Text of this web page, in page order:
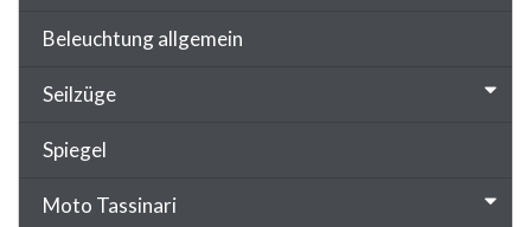
Beleuchtung allgemein
Seilzüge
Spiegel
Moto Tassinari